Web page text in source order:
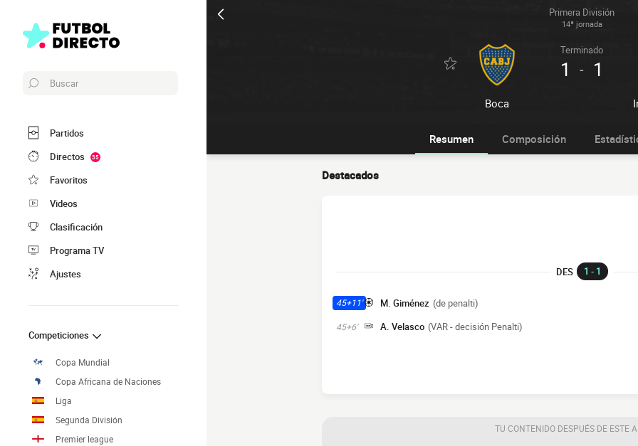
Primera División
14ª jornada
Boca
Terminado
1 - 1
Buscar
Partidos
Directos
35
Favoritos
Videos
Clasificación
Programa TV
Ajustes
Competiciones
Copa Mundial
Copa Africana de Naciones
Liga
Segunda División
Premier league
Resumen Composición
Destacados
DES 1 - 1
45+11' M. Giménez (de penalti)
45+6' A. Velasco (VAR - decisión Penalti)
TU CONTENIDO DESPUÉS DE ESTE